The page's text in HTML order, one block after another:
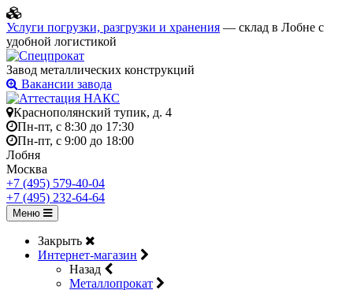
Услуги погрузки, разгрузки и хранения — склад в Лобне с
удобной логистикой
Завод металлических конструкций
Вакансии завода
Краснополянский тупик, д. 4
Пн-пт, с 8:30 до 17:30
Пн-пт, с 9:00 до 18:00
Лобня
Москва
+7 (495) 579-40-04
+7 (495) 232-64-64
Меню
Закрыть
Интернет-магазин
Назад
Металлопрокат